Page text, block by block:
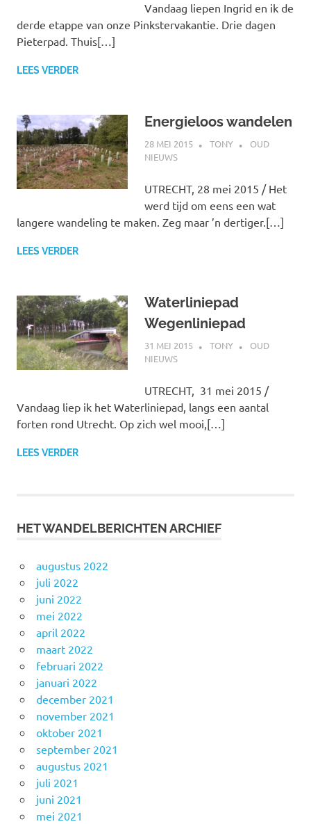
Vandaag liepen Ingrid en ik de
derde etappe van onze Pinkstervakantie. Drie dagen
Pieterpad. Thuis[…]
LEES VERDER
Energieloos wandelen
28 MEI 2015 TONY
OUD
NIEUWS
UTRECHT, 28 mei 2015 / Het
werd tijd om eens een wat
langere wandeling te maken. Zeg maar ’n dertiger.[…]
LEES VERDER
Waterliniepad
Wegenliniepad
31 MEI 2015 TONY
OUD
NIEUWS
UTRECHT, 31 mei 2015 /
Vandaag liep ik het Waterliniepad, langs een aantal
forten rond Utrecht. Op zich wel mooi,[…]
LEES VERDER
HET WANDELBERICHTEN ARCHIEF
augustus 2022
juli 2022
juni 2022
mei 2022
april 2022
maart 2022
februari 2022
januari 2022
december 2021
november 2021
oktober 2021
september 2021
augustus 2021
juli 2021
juni 2021
mei 2021